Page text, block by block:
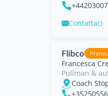
Contattaci
Flibco
Francesca
Pullman &